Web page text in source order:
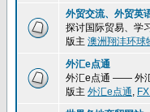
外贸交流、外贸英
探讨国际贸易、学
版主 澳洲翔沣环球
外汇e点通
外汇e点通 —— 外
版主 外汇e点通,